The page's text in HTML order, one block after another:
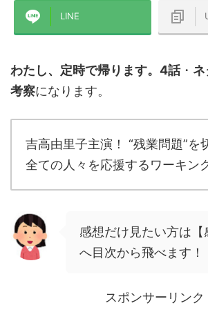
LINE
わたし、定時で帰ります。4話・
考察になります。
吉高由里子主演！ “残業問題”を
全ての人々を応援するワーキン
感想だけ見たい方は【
へ目次から飛べます！
スポンサーリンク